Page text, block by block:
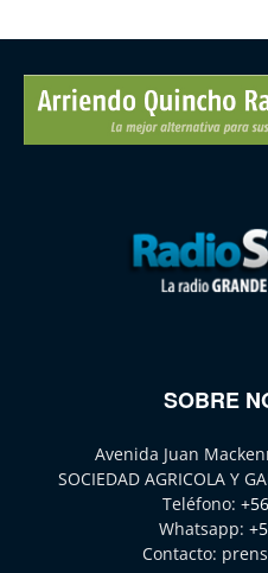
SOBRE
Avenida Juan
SOCIEDAD AGRICOLA Y
Teléfono:
Whatsapp:
Contacto: